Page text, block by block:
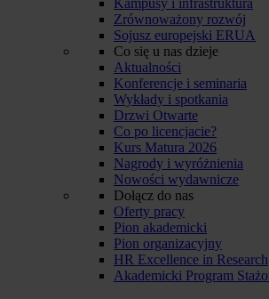
Zrównoważony rozwój
Sojusz europejski ERUA
Co się u nas dzieje
Aktualności
Konferencje i seminaria
Wykłady i spotkania
Drzwi Otwarte
Co po licencjacie?
Kurs Matura 2026
Nagrody i wyróżnienia
Nowości wydawnicze
Dołącz do nas
Oferty pracy
Pion akademicki
Pion organizacyjny
HR Excellence in Research
Akademicki Program